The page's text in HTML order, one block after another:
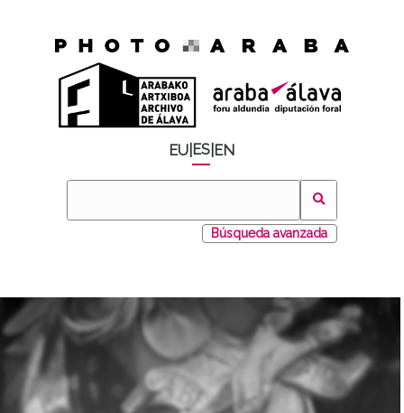
EU ES EN
Búsqueda avanzada